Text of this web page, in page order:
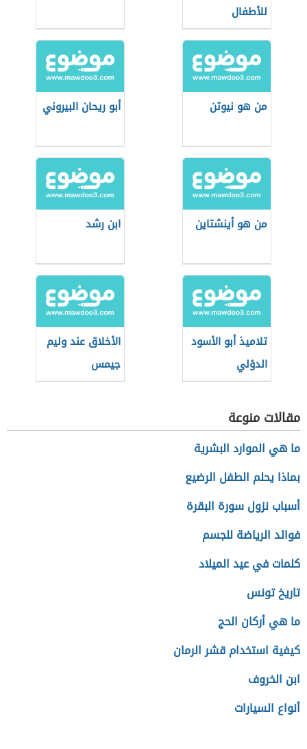
للأطفال
من هو نيوتن أبو ريحان البيروني
من هو أينشتاين ابن رشد
تلاميذ أبو الأسود
الدؤلي
الأخلاق عند وليم
جيمس
مقالات منوعة
ما هي الموارد البشرية
بماذا يحلم الطفل الرضيع
أسباب نزول سورة البقرة
فوائد الرياضة للجسم
كلمات في عيد الميلاد
تاريخ تونس
ما هي أركان الحج
كيفية استخدام قشر الرمان
ابن الخروف
أنواع السيارات